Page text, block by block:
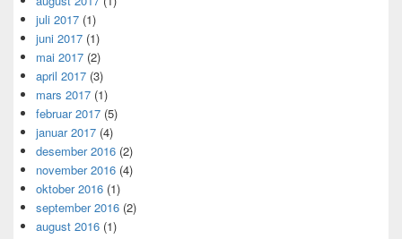
juli 2017 (1)
juni 2017 (1)
mai 2017 (2)
april 2017 (3)
mars 2017 (1)
februar 2017 (5)
januar 2017 (4)
desember 2016 (2)
november 2016 (4)
oktober 2016 (1)
september 2016 (2)
august 2016 (1)